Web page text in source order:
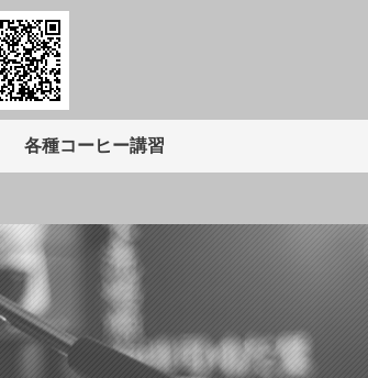
各種コーヒー講習